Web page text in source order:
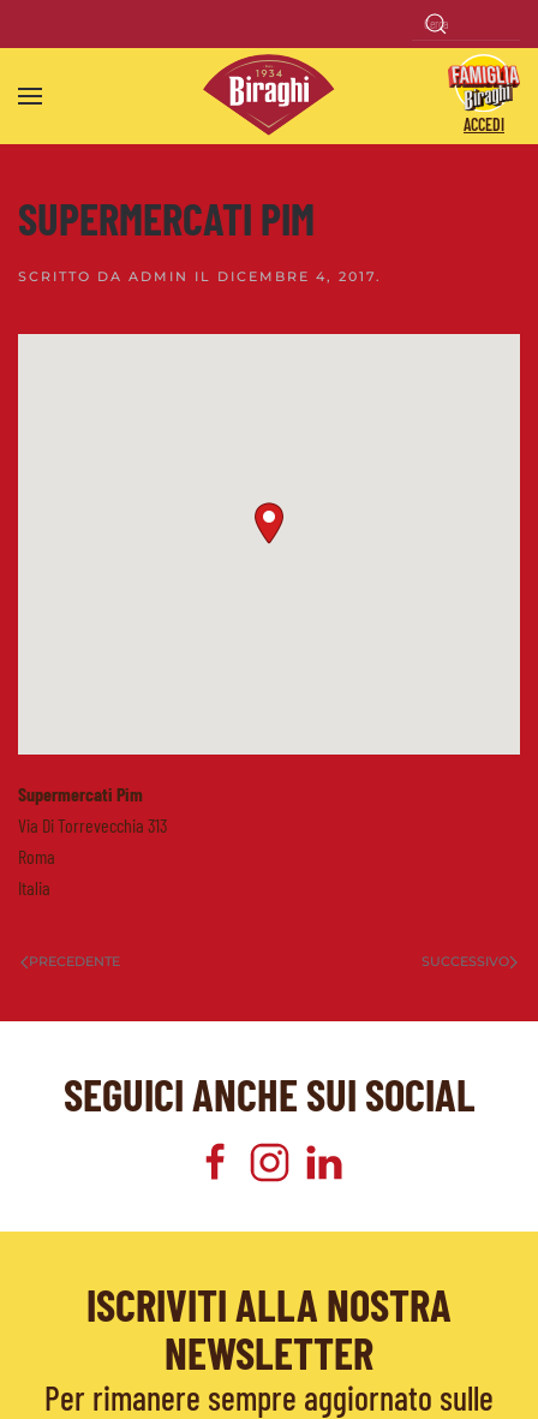
Skip to main content
ACCEDI
SUPERMERCATI PIM
SCRITTO DA ADMIN IL DICEMBRE 4, 2017.
Supermercati Pim
Via Di Torrevecchia 313
Roma
Italia
PRECEDENTE SUCCESSIVO
SEGUICI ANCHE SUI SOCIAL
ISCRIVITI ALLA NOSTRA
NEWSLETTER
Per rimanere sempre aggiornato sulle